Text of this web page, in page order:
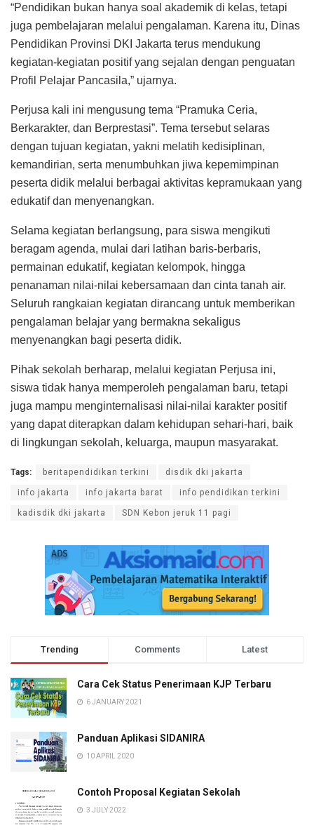
“Pendidikan bukan hanya soal akademik di kelas, tetapi
juga pembelajaran melalui pengalaman. Karena itu, Dinas
Pendidikan Provinsi DKI Jakarta terus mendukung
kegiatan-kegiatan positif yang sejalan dengan penguatan
Profil Pelajar Pancasila,” ujarnya.
Perjusa kali ini mengusung tema “Pramuka Ceria,
Berkarakter, dan Berprestasi”. Tema tersebut selaras
dengan tujuan kegiatan, yakni melatih kedisiplinan,
kemandirian, serta menumbuhkan jiwa kepemimpinan
peserta didik melalui berbagai aktivitas kepramukaan yang
edukatif dan menyenangkan.
Selama kegiatan berlangsung, para siswa mengikuti
beragam agenda, mulai dari latihan baris-berbaris,
permainan edukatif, kegiatan kelompok, hingga
penanaman nilai-nilai kebersamaan dan cinta tanah air.
Seluruh rangkaian kegiatan dirancang untuk memberikan
pengalaman belajar yang bermakna sekaligus
menyenangkan bagi peserta didik.
Pihak sekolah berharap, melalui kegiatan Perjusa ini,
siswa tidak hanya memperoleh pengalaman baru, tetapi
juga mampu menginternalisasi nilai-nilai karakter positif
yang dapat diterapkan dalam kehidupan sehari-hari, baik
di lingkungan sekolah, keluarga, maupun masyarakat.
Tags: beritapendidikan terkini disdik dki jakarta
info jakarta info jakarta barat info pendidikan terkini
kadisdik dki jakarta SDN Kebon jeruk 11 pagi
Trending Comments Latest
Cara Cek Status Penerimaan KJP Terbaru
6 JANUARY 2021
Panduan Aplikasi SIDANIRA
10 APRIL 2020
Contoh Proposal Kegiatan Sekolah
3 JULY 2022